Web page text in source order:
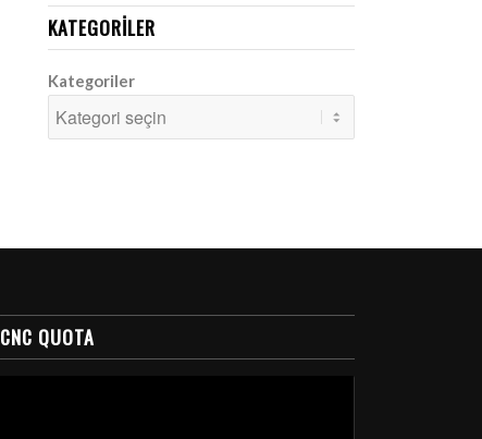
KATEGORILER
Kategoriler
CNC QUOTA